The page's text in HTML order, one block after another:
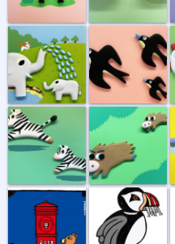
ツバメ
シマウマ イノシシ
山のポスト ツノメドリ